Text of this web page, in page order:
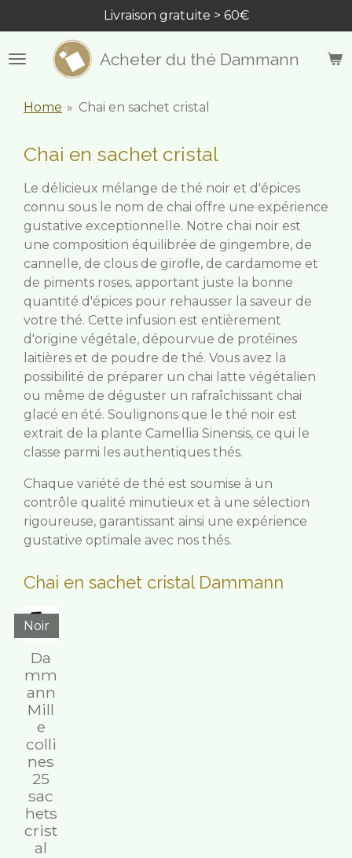
au
contenu
principal
Acheter du thé Dammann
Livraison gratuite > 60€
Home » Chai en sachet cristal
Chai en sachet cristal
Le délicieux mélange de thé noir et d'épices
connu sous le nom de chai offre une expérience
gustative exceptionnelle. Notre chai noir est
une composition équilibrée de gingembre, de
cannelle, de clous de girofle, de cardamome et
de piments roses, apportant juste la bonne
quantité d'épices pour rehausser la saveur de
votre thé. Cette infusion est entièrement
d'origine végétale, dépourvue de protéines
laitières et de poudre de thé. Vous avez la
possibilité de préparer un chai latte végétalien
ou même de déguster un rafraîchissant chai
glacé en été. Soulignons que le thé noir est
extrait de la plante Camellia Sinensis, ce qui le
classe parmi les authentiques thés.
Chaque variété de thé est soumise à un
contrôle qualité minutieux et à une sélection
rigoureuse, garantissant ainsi une expérience
gustative optimale avec nos thés.
Chai en sachet cristal Dammann
Noir
Da
mm
ann
Mill
e
colli
nes
25
sac
hets
crist
al